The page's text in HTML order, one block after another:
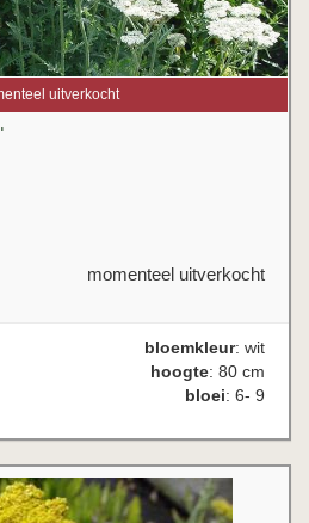
uitverkocht
momenteel uitverkocht
bloemkleur: wit
hoogte: 80 cm
bloei: 6- 9